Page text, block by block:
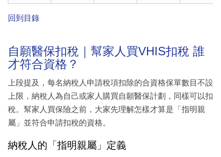
回到目錄
自願醫保扣稅｜幫家人買VHIS扣稅 誰
才符合資格？
上段提及，每名納稅人申請稅項扣除的合資格保單數目不設
上限，納稅人為自己或家人購買自願醫保計劃，同樣可以扣
稅。幫家人買保險之前，大家先理解怎樣才算是「指明親
屬」並符合申請扣稅的資格。
納稅人的「指明親屬」定義